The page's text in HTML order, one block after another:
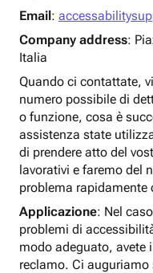
Email:
Company address:
Italia
Quando ci contattate,
numero possibile di
o funzione, cosa è
assistenza state
di prendere atto del
lavorativi e faremo del
problema rapidamente
Applicazione: Nel
problemi di
modo adeguato, avete
reclamo. Ci auguriamo